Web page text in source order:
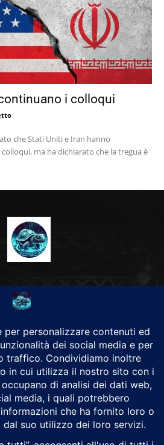
i colloqui
che Stati Uniti e Iran hanno
ma ha dichiarato che la tregua è
CHI SIAMO
Trizio
Trizio
SEGUICI